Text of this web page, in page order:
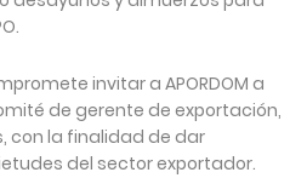
invitar a APORDOM a
de gerente de exportación,
con la finalidad de dar
del sector exportador.